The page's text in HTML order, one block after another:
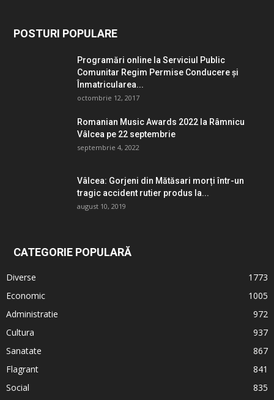
POSTURI POPULARE
Programări online la Serviciul Public
Comunitar Regim Permise Conducere şi
Înmatricularea...
octombrie 12, 2017
Romanian Music Awards 2022 la Râmnicu
Vâlcea pe 22 septembrie
septembrie 4, 2022
Vâlcea: Gorjeni din Mătăsari morți într-un
tragic accident rutier produs la...
august 10, 2019
CATEGORIE POPULARĂ
Diverse
1773
Economic
1005
Administratie
972
Cultura
937
Sanatate
867
Flagrant
841
Social
835